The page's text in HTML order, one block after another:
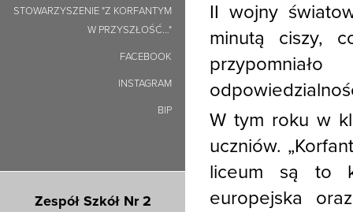
STOWARZYSZENIE "Z KORFANTYM
W PRZYSZŁOŚĆ…"
FACEBOOK
INSTAGRAM
BIP
Zespół Szkół Nr 2
II wojny
minutą ciszy,
W tym roku w
uczniów.
liceum są to
europejska